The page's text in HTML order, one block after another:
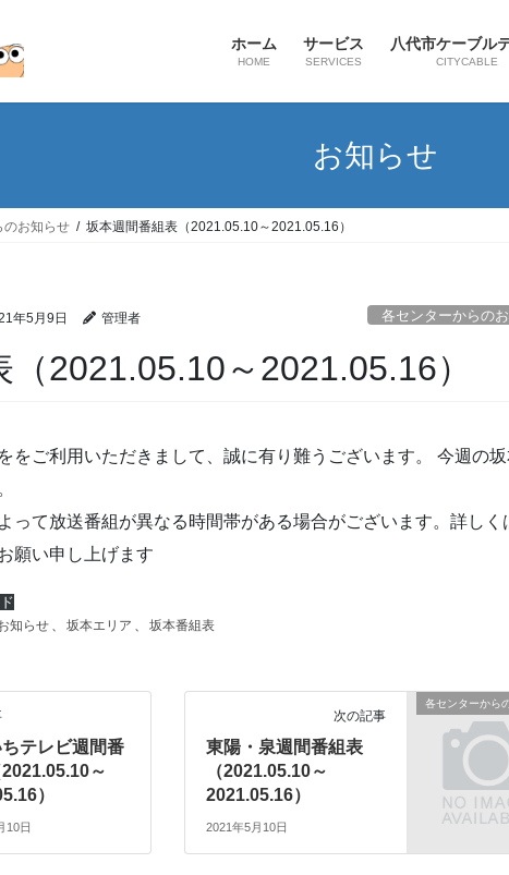
ホーム
HOME
サービス
SERVICES
八代市ケーブル
CITYCABLE
お知らせ
のお知らせ 坂本週間番組表（2021.05.10～2021.05.16）
年5月9日 管理者 各センターからの
2021.05.10～2021.05.16）
をご利用いただきまして、誠に有り難うございます。 今週の坂
って放送番組が異なる時間帯がある場合がございます。詳しく
願い申し上げます
知らせ 、 坂本エリア 、 坂本番組表
テレビ週間番
～
）
10日
各センターから
次の記事
東陽・泉週間番組表
（2021.05.10～
2021.05.16）
2021年5月10日